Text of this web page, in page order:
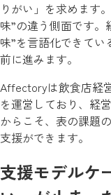
りがい」を求めます
味”の違う側面です
味”を言語化できて
前に進みます。
Affectoryは飲食店経
を運営しており、経
からこそ、表の課題
支援ができます。
支援モデルケ